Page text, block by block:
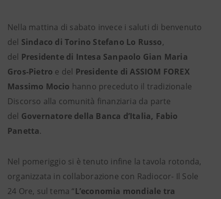
Nella mattina di sabato invece i saluti di benvenuto
del Sindaco di Torino Stefano Lo Russo,
del Presidente di Intesa Sanpaolo Gian Maria
Gros-Pietro e del Presidente di ASSIOM FOREX
Massimo Mocio hanno preceduto il tradizionale
Discorso alla comunità finanziaria da parte
del Governatore della Banca d’Italia, Fabio
Panetta.
Nel pomeriggio si è tenuto infine la tavola rotonda,
organizzata in collaborazione con Radiocor- Il Sole
24 Ore, sul tema “L’economia mondiale tra